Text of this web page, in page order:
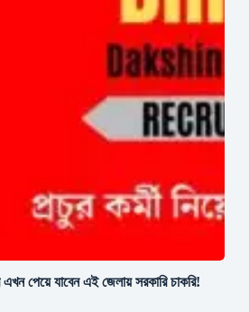
পেয়ে যাবেন এই জেলায় সরকারি চাকরি!